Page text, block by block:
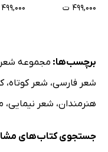
۴۹۹,۰۰۰ ت
۴۹۹,۰۰۰ ت
برچسب‌ها: مجموعه شعر
شعر فارسی، شعر کوتاه،
هنرمندان، شعر نیمایی،
جستجوی کتاب‌های